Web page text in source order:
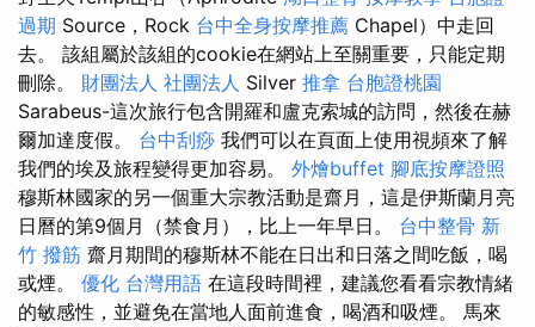
過期 Source，Rock 台中全身按摩推薦 Chapel）中走回
去。 該組屬於該組的cookie在網站上至關重要，只能定期
刪除。 財團法人 社團法人 Silver 推拿 台胞證桃園
Sarabeus-這次旅行包含開羅和盧克索城的訪問，然後在赫
爾加達度假。 台中刮痧 我們可以在頁面上使用視頻來了解
我們的埃及旅程變得更加容易。 外燴buffet 腳底按摩證照
穆斯林國家的另一個重大宗教活動是齋月，這是伊斯蘭月亮
日曆的第9個月（禁食月），比上一年早日。 台中整骨 新
竹 撥筋 齋月期間的穆斯林不能在日出和日落之間吃飯，喝
或煙。 優化 台灣用語 在這段時間裡，建議您看看宗教情緒
的敏感性，並避免在當地人面前進食，喝酒和吸煙。 馬來